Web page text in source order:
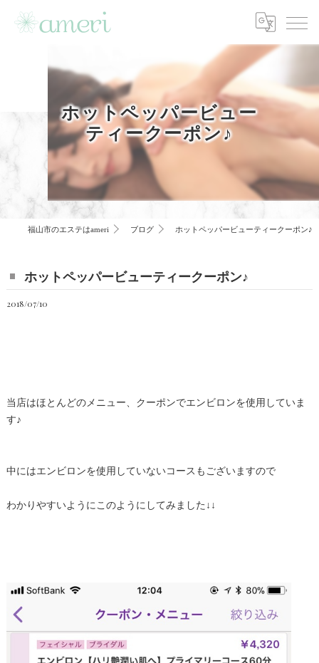
ホットペッパービュー
ティークーポン♪
福山市のエステはameri ブログ ホットペッパービューティークーポン♪
ホットペッパービューティークーポン♪
2018/07/10
当店はほとんどのメニュー、クーポンでエンビロンを使用していま
す♪
中にはエンビロンを使用していないコースもございますので
わかりやすいようにこのようにしてみました↓↓